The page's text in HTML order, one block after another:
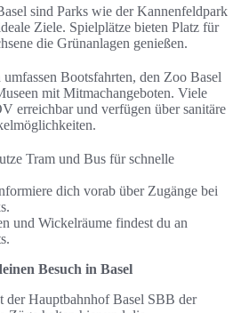
sind Parks wie der Kannenfeldpark
Ziele. Spielplätze bieten Platz für
die Grünanlagen genießen.
Bootsfahrten, den Zoo Basel
mit Mitmachangeboten. Viele
erreichbar und verfügen über sanitäre
Tram und Bus für schnelle
dich vorab über Zugänge bei
und Wickelräume findest du an
Besuch in Basel
der Hauptbahnhof Basel SBB der